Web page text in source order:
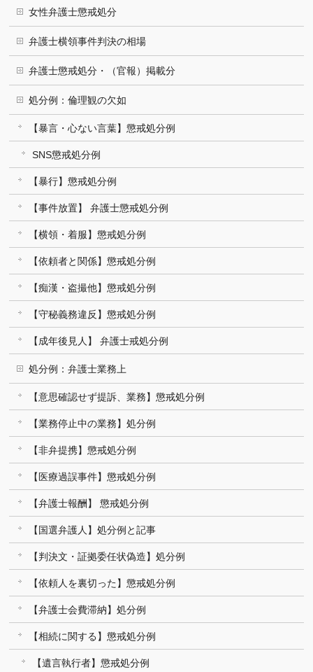
女性弁護士懲戒処分
弁護士横領事件判決の相場
弁護士懲戒処分・（官報）掲載分
処分例：倫理観の欠如
【暴言・心ない言葉】懲戒処分例
SNS懲戒処分例
【暴行】懲戒処分例
【事件放置】 弁護士懲戒処分例
【横領・着服】懲戒処分例
【依頼者と関係】懲戒処分例
【痴漢・盗撮他】懲戒処分例
【守秘義務違反】懲戒処分例
【成年後見人】 弁護士戒処分例
処分例：弁護士業務上
【意思確認せず提訴、業務】懲戒処分例
【業務停止中の業務】処分例
【非弁提携】懲戒処分例
【医療過誤事件】懲戒処分例
【弁護士報酬】 懲戒処分例
【国選弁護人】処分例と記事
【判決文・証拠委任状偽造】処分例
【依頼人を裏切った】懲戒処分例
【弁護士会費滞納】処分例
【相続に関する】懲戒処分例
【遺言執行者】懲戒処分例